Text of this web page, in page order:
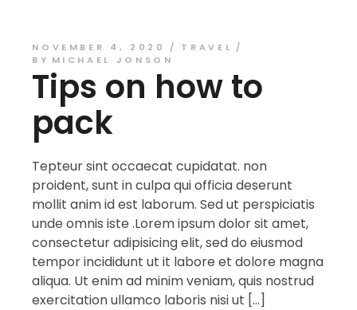
NOVEMBER 4, 2020
TRAVEL
BY MICHAEL JONSON
Tips on how to
pack
Tepteur sint occaecat cupidatat. non
proident, sunt in culpa qui officia deserunt
mollit anim id est laborum. Sed ut perspiciatis
unde omnis iste .Lorem ipsum dolor sit amet,
consectetur adipisicing elit, sed do eiusmod
tempor incididunt ut it labore et dolore magna
aliqua. Ut enim ad minim veniam, quis nostrud
exercitation ullamco laboris nisi ut […]